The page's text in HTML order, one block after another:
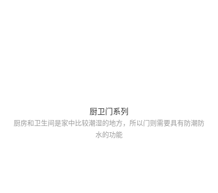
厨卫门系列
厨房和卫生间是家中比较潮湿的地方，所以门则需要具有防潮防
水的功能